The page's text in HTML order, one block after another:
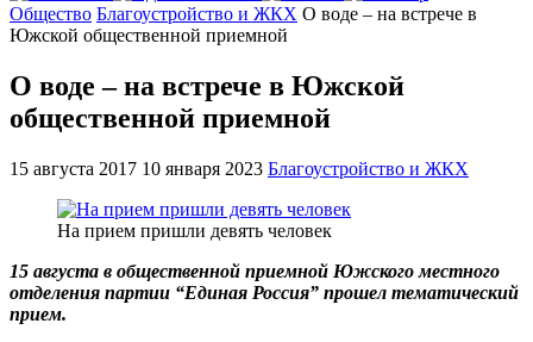
Главная
Общество Благоустройство и ЖКХ О воде – на встрече в
Южской общественной приемной
О воде – на встрече в Южской
общественной приемной
15 августа 2017 10 января 2023 Благоустройство и ЖКХ
На прием пришли девять человек
15 августа в общественной приемной Южского местного
отделения партии “Единая Россия” прошел тематический
прием.